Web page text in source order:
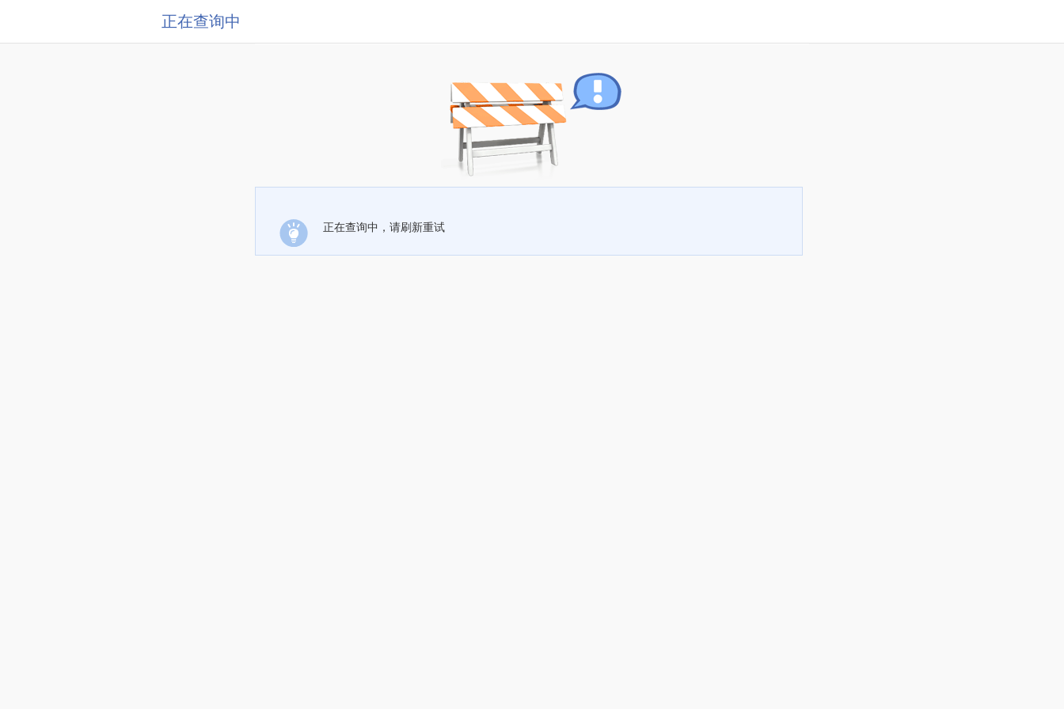
正在查询中
正在查询中，请刷新重试